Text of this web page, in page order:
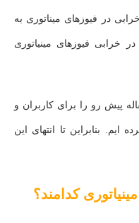
در فیوزهای میناتوری به
فیوزهای مینیاتوری
پیش رو را برای کاربران و
ایم. بنابراین تا انتهای این
کدامند؟